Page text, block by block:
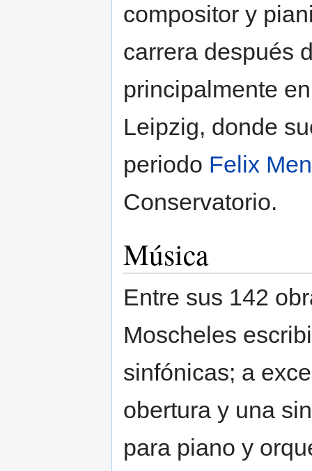
compositor y
carrera después
principalmente
Leipzig, donde
periodo Felix
Conservatorio.
Música
Entre sus 142
Moscheles
sinfónicas; a
obertura y una
para piano y